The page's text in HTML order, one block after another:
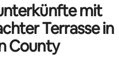
mit
Terrasse in
County